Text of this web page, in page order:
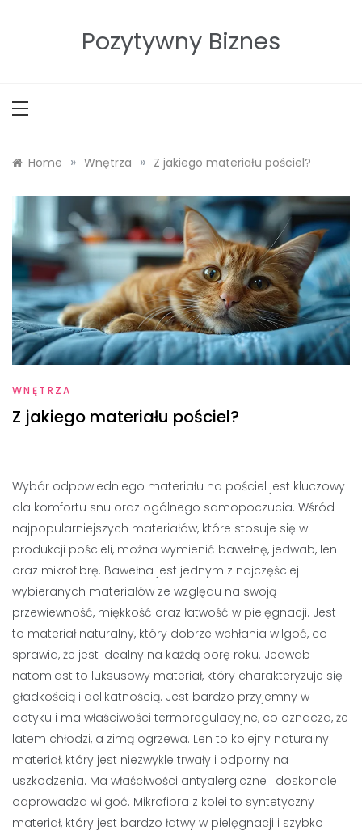
Pozytywny Biznes
Home » Wnętrza » Z jakiego materiału pościel?
WNĘTRZA
Z jakiego materiału pościel?
Wybór odpowiedniego materiału na pościel jest kluczowy
dla komfortu snu oraz ogólnego samopoczucia. Wśród
najpopularniejszych materiałów, które stosuje się w
produkcji pościeli, można wymienić bawełnę, jedwab, len
oraz mikrofibrę. Bawełna jest jednym z najczęściej
wybieranych materiałów ze względu na swoją
przewiewność, miękkość oraz łatwość w pielęgnacji. Jest
to materiał naturalny, który dobrze wchłania wilgoć, co
sprawia, że jest idealny na każdą porę roku. Jedwab
natomiast to luksusowy materiał, który charakteryzuje się
gładkością i delikatnością. Jest bardzo przyjemny w
dotyku i ma właściwości termoregulacyjne, co oznacza, że
latem chłodzi, a zimą ogrzewa. Len to kolejny naturalny
materiał, który jest niezwykle trwały i odporny na
uszkodzenia. Ma właściwości antyalergiczne i doskonale
odprowadza wilgoć. Mikrofibra z kolei to syntetyczny
materiał, który jest bardzo łatwy w pielęgnacji i szybko